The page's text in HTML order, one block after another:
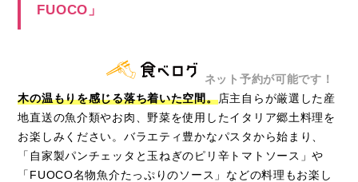
FUOCO」
ネット予約が可能です！
木の温もりを感じる落ち着いた空間。店主自らが厳選した産
地直送の魚介類やお肉、野菜を使用したイタリア郷土料理を
お楽しみください。バラエティ豊かなパスタから始まり、
「自家製パンチェッタと玉ねぎのピリ辛トマトソース」や
「FUOCO名物魚介たっぷりのソース」などの料理もお楽し